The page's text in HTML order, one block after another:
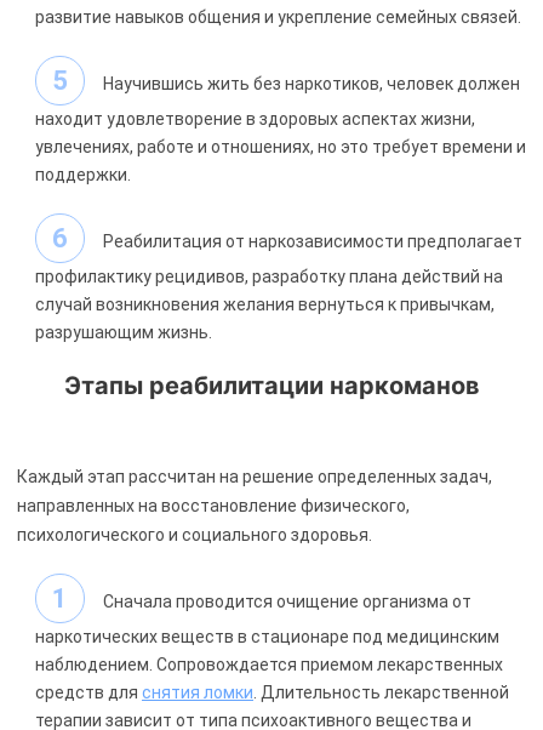
развитие навыков общения и укрепление семейных связей.
Научившись жить без наркотиков, человек должен
находит удовлетворение в здоровых аспектах жизни,
увлечениях, работе и отношениях, но это требует времени и
поддержки.
Реабилитация от наркозависимости предполагает
профилактику рецидивов, разработку плана действий на
случай возникновения желания вернуться к привычкам,
разрушающим жизнь.
Этапы реабилитации наркоманов
Каждый этап рассчитан на решение определенных задач,
направленных на восстановление физического,
психологического и социального здоровья.
Сначала проводится очищение организма от
наркотических веществ в стационаре под медицинским
наблюдением. Сопровождается приемом лекарственных
средств для снятия ломки . Длительность лекарственной
терапии зависит от типа психоактивного вещества и